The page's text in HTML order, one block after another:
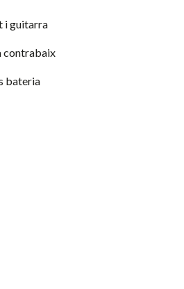
i guitarra
contrabaix
bateria